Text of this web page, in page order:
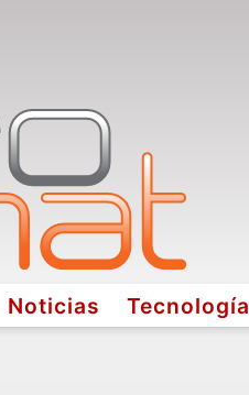
Noticias Tecnología